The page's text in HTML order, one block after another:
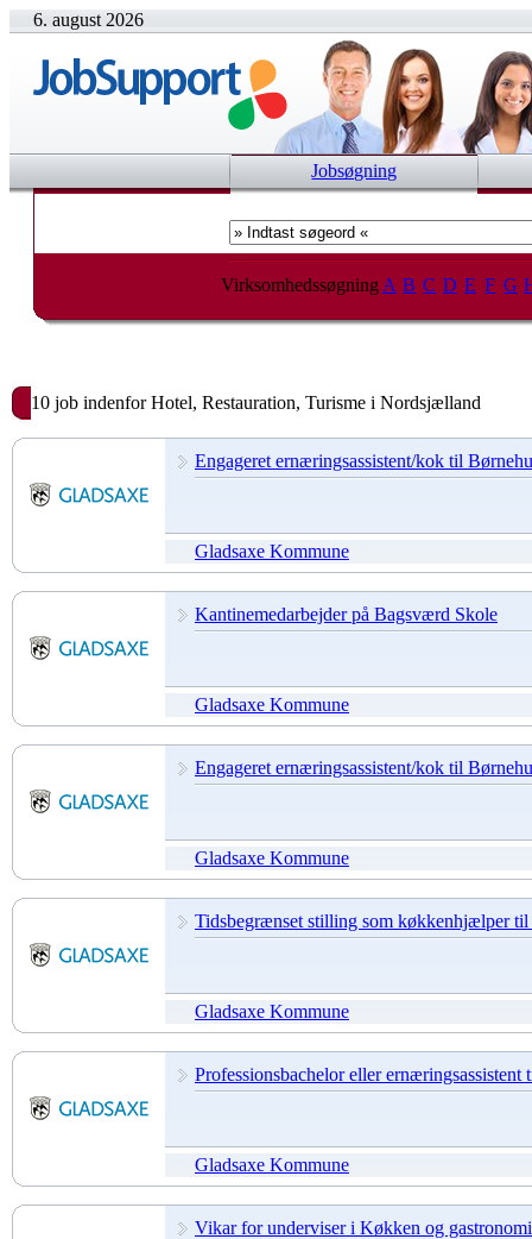
6. august 2026
Jobsøgning
Virksomhedssøgning A B C D E F G
10 job indenfor Hotel, Restauration, Turisme i Nordsjælland
Engageret ernæringsassistent/kok til
Gladsaxe Kommune
Kantinemedarbejder på Bagsværd Skole
Gladsaxe Kommune
Engageret ernæringsassistent/kok til
Gladsaxe Kommune
Tidsbegrænset stilling som køkkenhjælper til
Gladsaxe Kommune
Professionsbachelor eller ernæringsassistent
Gladsaxe Kommune
Vikar for underviser i Køkken og gastronomi